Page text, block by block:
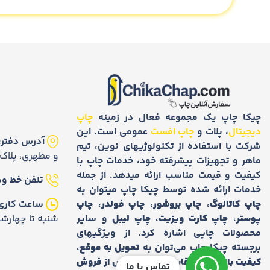
چیکا چاپ یک مجموعه فعال در زمینه چاپ
دیجیتال، پلات و چاپ افست عمومی است. این
شرکت با استفاده از تکنولوژیهای نوین، تیم
ماهر و تجهیزات پیشرفته خود، خدمات چاپ با
کیفیت و قیمت مناسب ارائه میدهد. از جمله
خدمات ارائه شده توسط چیکا چاپ میتوان به
چاپ کاتالوگ، چاپ بروشور،چاپ فولدر، چاپ
پوستر، چاپ کارت ویزیت،چاپ لیبلو سایر
محصولات چاپی اشاره کرد. از ویژگیهای
برجسته چیکا چاپ می‌توان بهتحویل به موقع،
کیفیت بالا ،قیمت رقابتیوخدمات پس از فروش
آدرس
و مطهری، پلاک 228، طبقه همکف
تلفن خط
ساعت
شنبه تا چهارشنبه 9